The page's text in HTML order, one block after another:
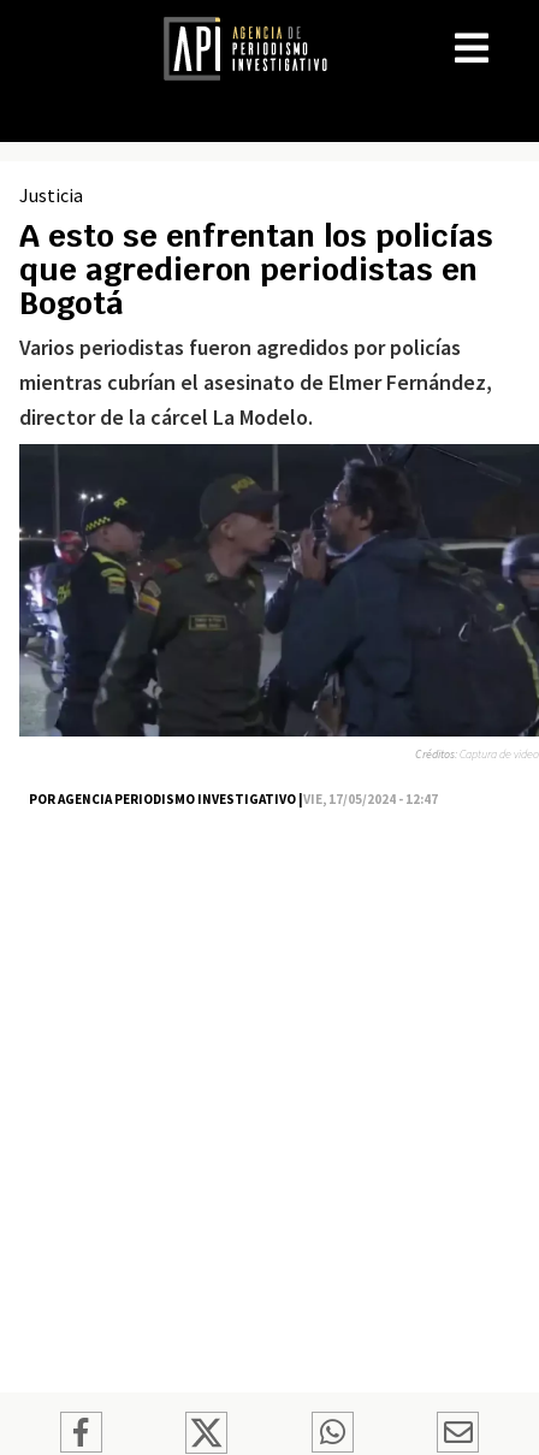
Justicia
A esto se enfrentan los policías
que agredieron periodistas en
Bogotá
Varios periodistas fueron agredidos por policías
mientras cubrían el asesinato de Elmer Fernández,
director de la cárcel La Modelo.
POR AGENCIA PERIODISMO INVESTIGATIVO |VIE, 17/05/2024 - 12:47
Créditos:Captura de video